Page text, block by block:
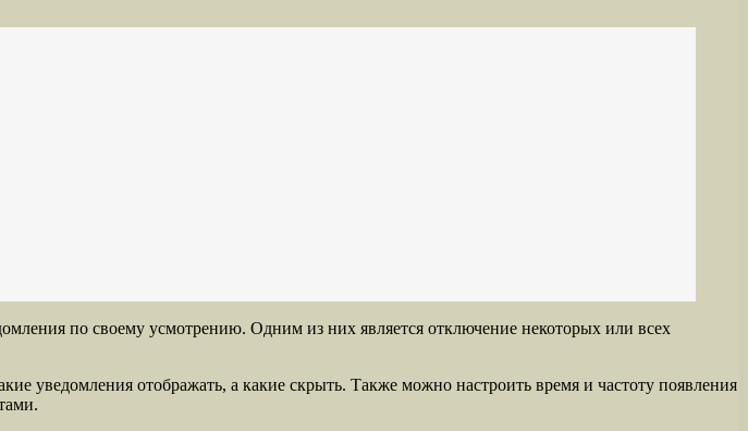
по своему усмотрению. Одним из них является отключение некоторых или всех
уведомления отображать, а какие скрыть. Также можно настроить время и частоту появления